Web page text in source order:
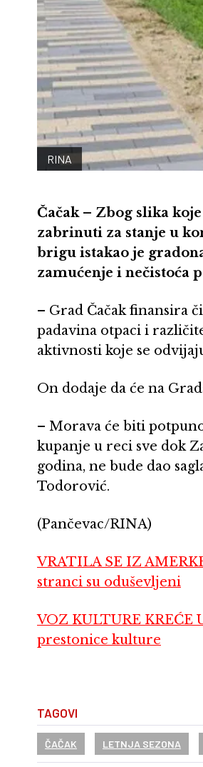
RINA
Čačak – Zbog slika
zabrinuti za stanje u
brigu istakao je
zamućenje i nečistoća
– Grad Čačak finansira
padavina otpaci i
aktivnosti koje se
On dodaje da će na
– Morava će biti
kupanje u reci sve dok
godina, ne bude dao
Todorović.
(Pančevac/RINA)
VRATILA SE IZ
stranci su oduševljeni
VOZ KULTURE KREĆE
prestonice kulture
TAGOVI
ČAČAK LETNJA SEZONA